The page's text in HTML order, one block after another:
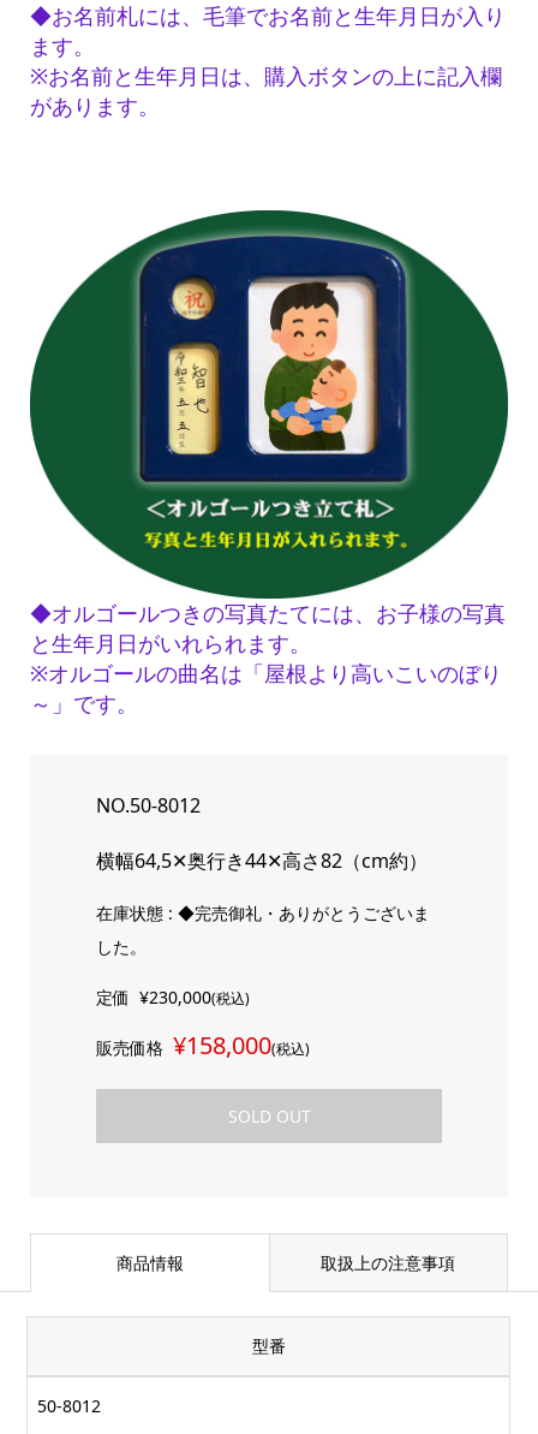
◆お名前札には、毛筆でお名前と生年月日が入り
ます。
※お名前と生年月日は、購入ボタンの上に記入欄
があります。
◆オルゴールつきの写真たてには、お子様の写真
と生年月日がいれられます。
※オルゴールの曲名は「屋根より高いこいのぼり
～」です。
NO.50-8012
横幅64,5✕奥行き44✕高さ82（cm約）
在庫状態 : ◆完売御礼・ありがとうございま
した。
定価 ¥230,000(税込)
販売価格 ¥158,000(税込)
SOLD OUT
商品情報 取扱上の注意事項
型番
50-8012